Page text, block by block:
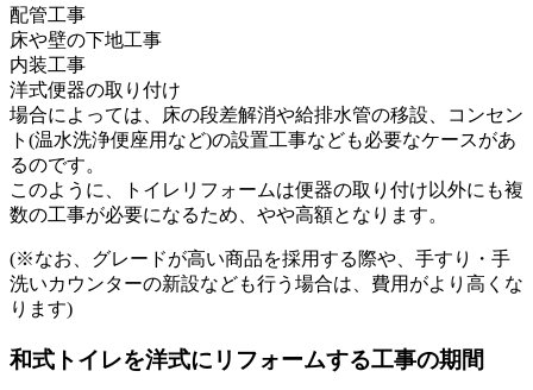
配管工事
床や壁の下地工事
内装工事
洋式便器の取り付け
場合によっては、床の段差解消や給排水管の移設、コンセン
ト(温水洗浄便座用など)の設置工事なども必要なケースがあ
るのです。
このように、トイレリフォームは便器の取り付け以外にも複
数の工事が必要になるため、やや高額となります。
(※なお、グレードが高い商品を採用する際や、手すり・手
洗いカウンターの新設なども行う場合は、費用がより高くな
ります)
和式トイレを洋式にリフォームする工事の期間